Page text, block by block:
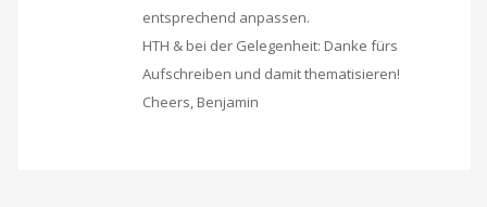
entsprechend anpassen.
HTH & bei der Gelegenheit: Danke fürs
Aufschreiben und damit thematisieren!
Cheers, Benjamin